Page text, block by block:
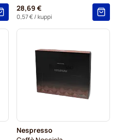
28,69 €
0,57 €/ kuppi
Nespresso